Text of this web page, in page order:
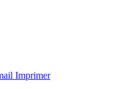
Imprimer